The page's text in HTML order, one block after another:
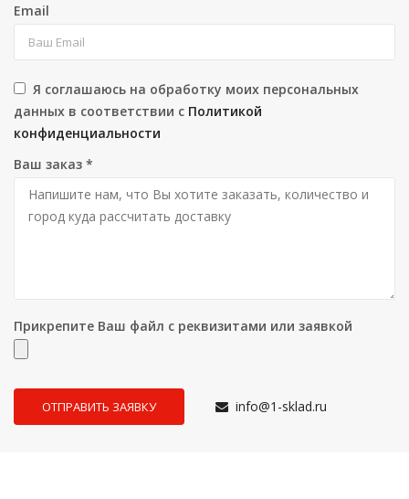
Email
Я соглашаюсь на обработку моих персональных
данных в соответствии с Политикой
конфиденциальности
Ваш заказ *
Прикрепите Ваш файл с реквизитами или заявкой
info@1-sklad.ru